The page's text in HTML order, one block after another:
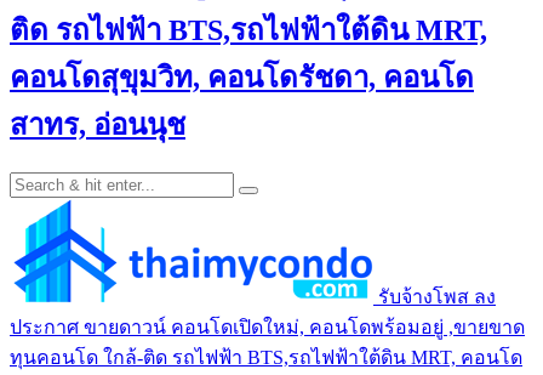
ติด รถไฟฟ้า BTS,รถไฟฟ้าใต้ดิน MRT,
คอนโดสุขุมวิท, คอนโดรัชดา, คอนโด
สาทร, อ่อนนุช
รับจ้างโพส ลง
ประกาศ ขายดาวน์ คอนโดเปิดใหม่, คอนโดพร้อมอยู่ ,ขายขาด
ทุนคอนโด ใกล้-ติด รถไฟฟ้า BTS,รถไฟฟ้าใต้ดิน MRT, คอนโด